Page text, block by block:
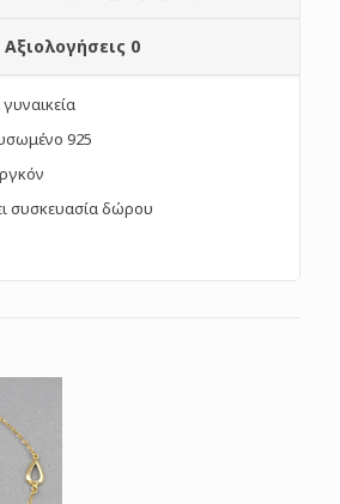
Αξιολογήσεις 0
925
συσκευασία δώρου